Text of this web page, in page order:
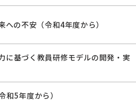
の不安（令和4年度から）
に基づく教員研修モデルの開発・実
和5年度から）